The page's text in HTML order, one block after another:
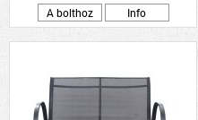
A bolthoz
Info